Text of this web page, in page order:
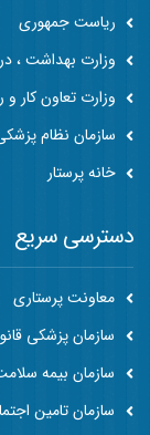
ریاست جمهوری
وزارت بهداشت ،
وزارت تعاون کار و
سازمان نظام
خانه پرستار
دسترسی سریع
معاونت پرستاری
سازمان پزشکی
سازمان بیمه
سازمان تامین